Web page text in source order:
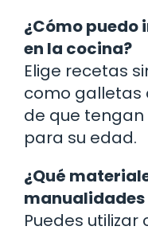
¿Cómo puedo
en la cocina?
Elige recetas
como galletas
de que
para su edad.
¿Qué
Puedes